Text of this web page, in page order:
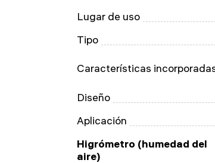
Lugar de uso
Tipo
Características
Diseño
Aplicación
Higrómetro (humedad del
aire)